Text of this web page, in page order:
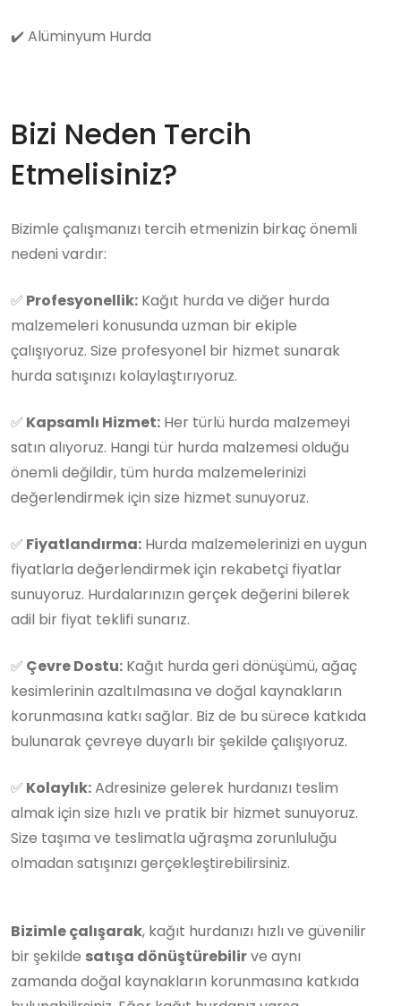
✔️ Alüminyum Hurda
Bizi Neden Tercih
Etmelisiniz?
Bizimle çalışmanızı tercih etmenizin birkaç önemli
nedeni vardır:
✅ Profesyonellik: Kağıt hurda ve diğer hurda
malzemeleri konusunda uzman bir ekiple
çalışıyoruz. Size profesyonel bir hizmet sunarak
hurda satışınızı kolaylaştırıyoruz.
✅ Kapsamlı Hizmet: Her türlü hurda malzemeyi
satın alıyoruz. Hangi tür hurda malzemesi olduğu
önemli değildir, tüm hurda malzemelerinizi
değerlendirmek için size hizmet sunuyoruz.
✅ Fiyatlandırma: Hurda malzemelerinizi en uygun
fiyatlarla değerlendirmek için rekabetçi fiyatlar
sunuyoruz. Hurdalarınızın gerçek değerini bilerek
adil bir fiyat teklifi sunarız.
✅ Çevre Dostu: Kağıt hurda geri dönüşümü, ağaç
kesimlerinin azaltılmasına ve doğal kaynakların
korunmasına katkı sağlar. Biz de bu sürece katkıda
bulunarak çevreye duyarlı bir şekilde çalışıyoruz.
✅ Kolaylık:Adresinize gelerek hurdanızı teslim
almak için size hızlı ve pratik bir hizmet sunuyoruz.
Size taşıma ve teslimatla uğraşma zorunluluğu
olmadan satışınızı gerçekleştirebilirsiniz.
Bizimle çalışarak, kağıt hurdanızı hızlı ve güvenilir
bir şekilde satışa dönüştürebilirve aynı
zamanda doğal kaynakların korunmasına katkıda